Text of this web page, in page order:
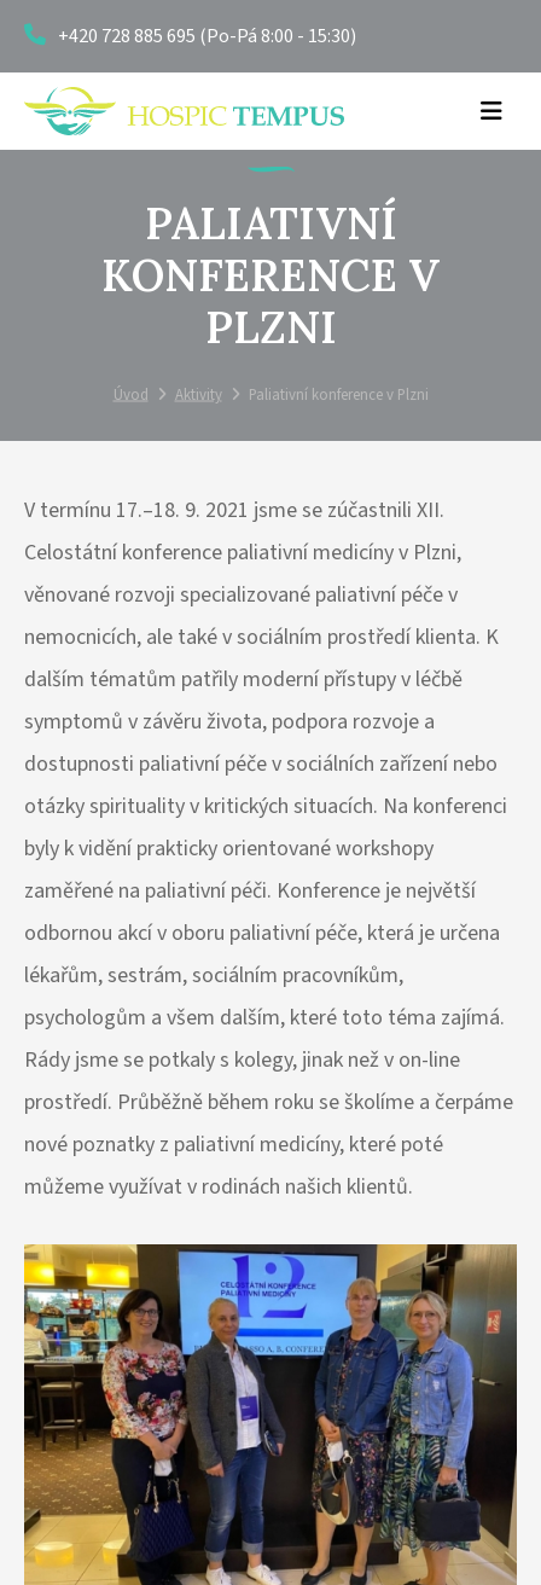
+420 728 885 695 (Po-Pá 8:00 - 15:30)
PALIATIVNÍ
KONFERENCE V
PLZNI
Úvod Aktivity Paliativní konference v Plzni
V termínu 17.–18. 9. 2021 jsme se zúčastnili XII.
Celostátní konference paliativní medicíny v Plzni,
věnované rozvoji specializované paliativní péče v
nemocnicích, ale také v sociálním prostředí klienta. K
dalším tématům patřily moderní přístupy v léčbě
symptomů v závěru života, podpora rozvoje a
dostupnosti paliativní péče v sociálních zařízení nebo
otázky spirituality v kritických situacích. Na konferenci
byly k vidění prakticky orientované workshopy
zaměřené na paliativní péči. Konference je největší
odbornou akcí v oboru paliativní péče, která je určena
lékařům, sestrám, sociálním pracovníkům,
psychologům a všem dalším, které toto téma zajímá.
Rády jsme se potkaly s kolegy, jinak než v on-line
prostředí. Průběžně během roku se školíme a čerpáme
nové poznatky z paliativní medicíny, které poté
můžeme využívat v rodinách našich klientů.